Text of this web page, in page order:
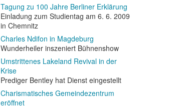
Tagung zu 100 Jahre Berliner Erklärung
Einladung zum Studientag am 6. 6. 2009
in Chemnitz
Charles Ndifon in Magdeburg
Wunderheiler inszeniert Bühnenshow
Umstrittenes Lakeland Revival in der
Krise
Prediger Bentley hat Dienst eingestellt
Charismatisches Gemeindezentrum
eröffnet